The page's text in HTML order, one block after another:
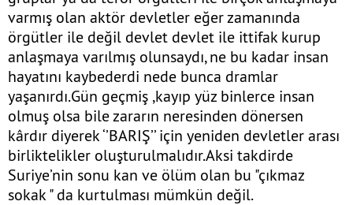
varmış olan aktör devletler eğer zamanında
örgütler ile değil devlet devlet ile ittifak kurup
anlaşmaya varılmış olunsaydı, ne bu kadar insan
hayatını kaybederdi nede bunca dramlar
yaşanırdı.Gün geçmiş ,kayıp yüz binlerce insan
olmuş olsa bile zararın neresinden dönersen
kârdır diyerek ‘’BARIŞ’’ için yeniden devletler arası
birliktelikler oluşturulmalıdır.Aksi takdirde
Suriye’nin sonu kan ve ölüm olan bu "çıkmaz
sokak " da kurtulması mümkün değil.